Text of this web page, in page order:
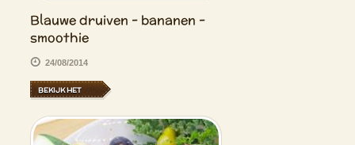
Blauwe druiven - bananen -
smoothie
24/08/2014
BEKIJK HET